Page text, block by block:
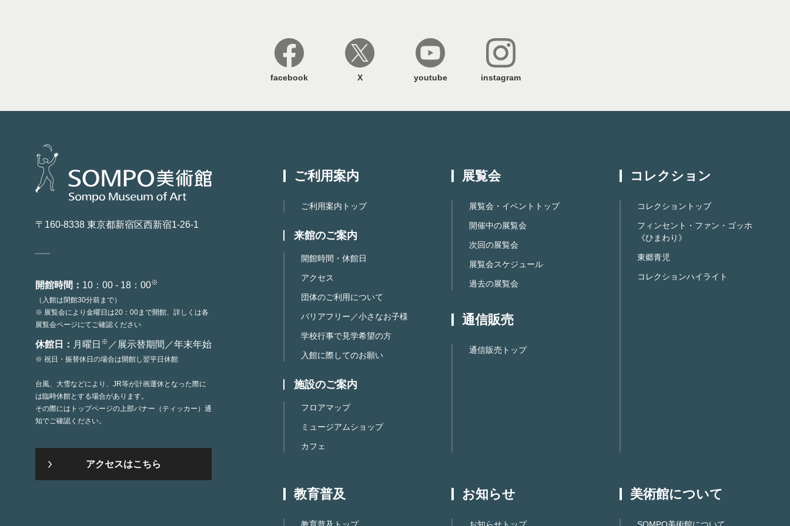
facebook X youtube instagram
〒160-8338 東京都新宿区西新宿1-26-1
開館時間： 10：00 - 18：00※
（入館は閉館30分前まで）
※ 展覧会により金曜日は20：00まで開館、詳しくは各
展覧会ページにてご確認ください
休館日： 月曜日 ※ ／展示替期間／年末年始
※ 祝日・振替休日の場合は開館し翌平日休館
台風、大雪などにより、JR等が計画運休となった際に
は臨時休館とする場合があります。
その際にはトップページの上部バナー（ティッカー）通
知でご確認ください。
アクセスはこちら
ご利用案内
ご利用案内トップ
来館のご案内
開館時間・休館日
アクセス
団体のご利用について
バリアフリー／小さなお子様
学校行事で見学希望の方
入館に際してのお願い
施設のご案内
フロアマップ
ミュージアムショップ
カフェ
展覧会
展覧会・イベントトップ
開催中の展覧会
次回の展覧会
展覧会スケジュール
過去の展覧会
通信販売
通信販売トップ
コレクション
コレクショントップ
フィンセント・ファン・ゴッホ
《ひまわり》
東郷青児
コレクションハイライト
教育普及 お知らせ 美術館について